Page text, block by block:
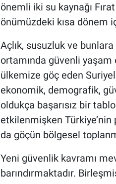
önemli iki su kaynağı
önümüzdeki kısa dönem
Açlık, susuzluk ve
ortamında güvenli
ülkemize göç eden
ekonomik, demografik,
oldukça başarısız bir
etkilenmişken
da göçün bölgesel
Yeni güvenlik kavramı
barındırmaktadır.